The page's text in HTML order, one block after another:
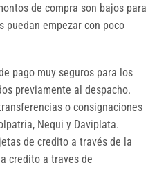
de compra son bajos para
puedan empezar con poco
pago muy seguros para los
previamente al despacho.
o consignaciones
Nequi y Daviplata.
de credito a través de la
credito a traves de